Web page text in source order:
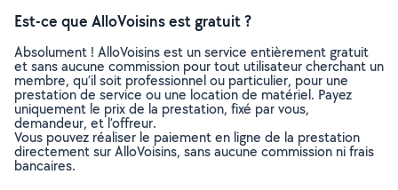
Est-ce que AlloVoisins est gratuit ?
Absolument ! AlloVoisins est un service entièrement gratuit
et sans aucune commission pour tout utilisateur cherchant un
membre, qu’il soit professionnel ou particulier, pour une
prestation de service ou une location de matériel. Payez
uniquement le prix de la prestation, fixé par vous,
demandeur, et l’offreur.
Vous pouvez réaliser le paiement en ligne de la prestation
directement sur AlloVoisins, sans aucune commission ni frais
bancaires.